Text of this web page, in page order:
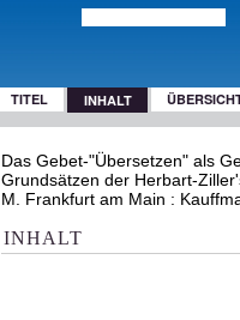
TITEL INHALT
Das Gebet-"Übersetzen" als
Grundsätzen der Herbart-
M. Frankfurt am Main :
INHALT